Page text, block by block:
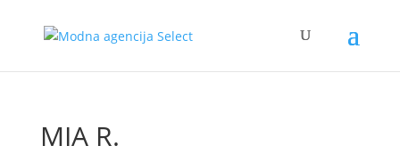
MIA R.